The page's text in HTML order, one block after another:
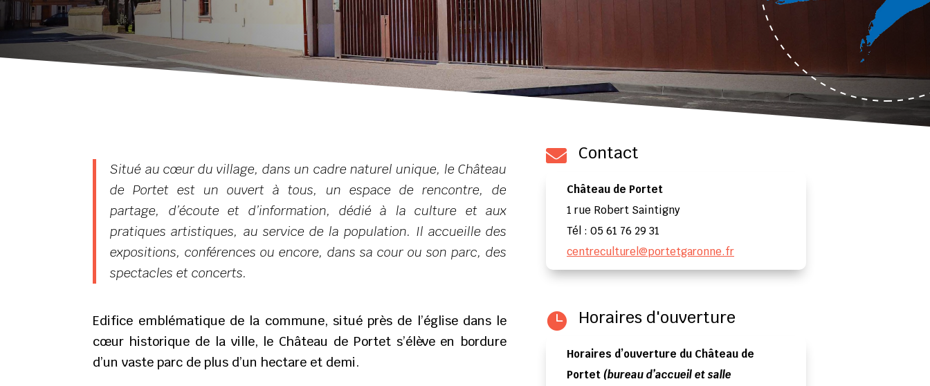
Situé au cœur du village, dans un cadre naturel unique, le Château
de Portet est un ouvert à tous, un espace de rencontre, de
partage, d’écoute et d’information, dédié à la culture et aux
pratiques artistiques, au service de la population. Il accueille des
expositions, conférences ou encore, dans sa cour ou son parc, des
spectacles et concerts.
Edifice emblématique de la commune, situé près de l’église dans le
cœur historique de la ville, le Château de Portet s’élève en bordure
d’un vaste parc de plus d’un hectare et demi.
 Contact
Château de Portet
1 rue Robert Saintigny
Tél : 05 61 76 29 31
centreculturel@portetgaronne.fr
 Horaires d'ouverture
Horaires d’ouverture du Château de
Portet(bureau d’accueil et salle